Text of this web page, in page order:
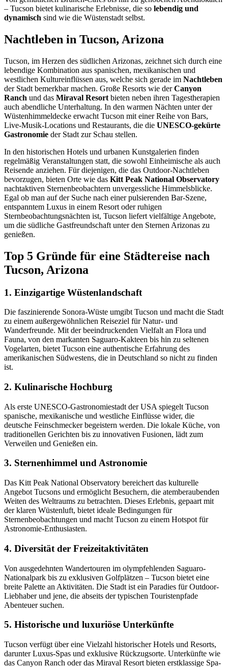
– Tucson bietet kulinarische Erlebnisse, die so lebendig und
dynamisch sind wie die Wüstenstadt selbst.
Nachtleben in Tucson, Arizona
Tucson, im Herzen des südlichen Arizonas, zeichnet sich durch eine
lebendige Kombination aus spanischen, mexikanischen und
westlichen Kultureinflüssen aus, welche sich gerade im Nachtleben
der Stadt bemerkbar machen. Große Resorts wie derCanyon
Ranch und das Miraval Resort bieten neben ihren Tagestherapien
auch abendliche Unterhaltung. In den warmen Nächten unter der
Wüstenhimmeldecke erwacht Tucson mit einer Reihe von Bars,
Live-Musik-Locations und Restaurants, die die UNESCO-gekürte
Gastronomie der Stadt zur Schau stellen.
In den historischen Hotels und urbanen Kunstgalerien finden
regelmäßig Veranstaltungen statt, die sowohl Einheimische als auch
Reisende anziehen. Für diejenigen, die das Outdoor-Nachtleben
bevorzugen, bieten Orte wie das Kitt Peak National Observatory
nachtaktiven Sternenbeobachtern unvergessliche Himmelsblicke.
Egal ob man auf der Suche nach einer pulsierenden Bar-Szene,
entspanntem Luxus in einem Resort oder ruhigen
Sternbeobachtungsnächten ist, Tucson liefert vielfältige Angebote,
um die südliche Gastfreundschaft unter den Sternen Arizonas zu
genießen.
Top 5 Gründe für eine Städtereise nach
Tucson, Arizona
1. Einzigartige Wüstenlandschaft
Die faszinierende Sonora-Wüste umgibt Tucson und macht die Stadt
zu einem außergewöhnlichen Reiseziel für Natur- und
Wanderfreunde. Mit der beeindruckenden Vielfalt an Flora und
Fauna, von den markanten Saguaro-Kakteen bis hin zu seltenen
Vogelarten, bietet Tucson eine authentische Erfahrung des
amerikanischen Südwestens, die in Deutschland so nicht zu finden
ist.
2. Kulinarische Hochburg
Als erste UNESCO-Gastronomiestadt der USA spiegelt Tucson
spanische, mexikanische und westliche Einflüsse wider, die
deutsche Feinschmecker begeistern werden. Die lokale Küche, von
traditionellen Gerichten bis zu innovativen Fusionen, lädt zum
Verweilen und Genießen ein.
3. Sternenhimmel und Astronomie
Das Kitt Peak National Observatory bereichert das kulturelle
Angebot Tucsons und ermöglicht Besuchern, die atemberaubenden
Weiten des Weltraums zu betrachten. Dieses Erlebnis, gepaart mit
der klaren Wüstenluft, bietet ideale Bedingungen für
Sternenbeobachtungen und macht Tucson zu einem Hotspot für
Astronomie-Enthusiasten.
4. Diversität der Freizeitaktivitäten
Von ausgedehnten Wandertouren im olympfehlenden Saguaro-
Nationalpark bis zu exklusiven Golfplätzen – Tucson bietet eine
breite Palette an Aktivitäten. Die Stadt ist ein Paradies für Outdoor-
Liebhaber und jene, die abseits der typischen Touristenpfade
Abenteuer suchen.
5. Historische und luxuriöse Unterkünfte
Tucson verfügt über eine Vielzahl historischer Hotels und Resorts,
darunter Luxus-Spas und exklusive Rückzugsorte. Unterkünfte wie
das Canyon Ranch oder das Miraval Resort bieten erstklassige Spa-